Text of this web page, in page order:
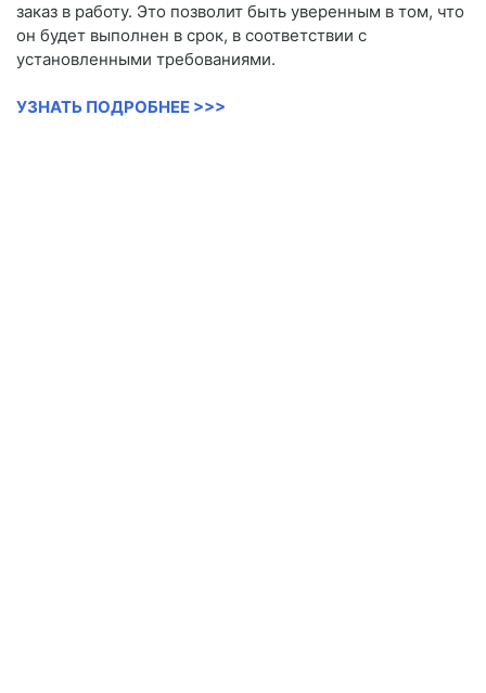
заказ в работу. Это позволит быть уверенным в том, что
он будет выполнен в срок, в соответствии с
установленными требованиями.
УЗНАТЬ ПОДРОБНЕЕ >>>